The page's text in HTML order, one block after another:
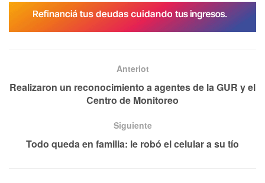
Anteriot
Realizaron un reconocimiento a agentes de la GUR y el
Centro de Monitoreo
Siguiente
Todo queda en familia: le robó el celular a su tío